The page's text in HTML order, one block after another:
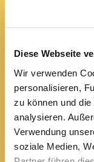
Diese Webseite
Wir verwenden
personalisieren,
zu können und
analysieren.
Verwendung
soziale Medien,
Arnstadt, 99310
Öffnungszeiten:
Mittwoch
10 bis 12 Uhr
14 bis 16 Uhr